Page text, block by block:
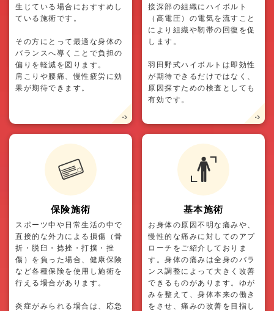
生じている場合におすすめし
ている施術です。
その方にとって最適な身体の
バランスへ導くことで負担の
偏りを軽減を図ります。
肩こりや腰痛、慢性疲労に効
果が期待できます。
接深部の組織にハイボルト
（高電圧）の電気を流すこと
により組織や靭帯の回復を促
します。
羽田野式ハイボルトは即効性
が期待できるだけではなく、
原因探すための検査としても
有効です。
保険施術
スポーツ中や日常生活の中で
直接的な外力による損傷（骨
折・脱臼・捻挫・打撲・挫
傷）を負った場合、健康保険
など各種保険を使用し施術を
行える場合があります。
炎症がみられる場合は、応急
基本施術
お身体の原因不明な痛みや、
慢性的な痛みに対してのアプ
ローチをご紹介しておりま
す。身体の痛みは全身のバラ
ンス調整によって大きく改善
できるものがあります。ゆが
みを整えて、身体本来の働き
をさせ、痛みの改善を目指し